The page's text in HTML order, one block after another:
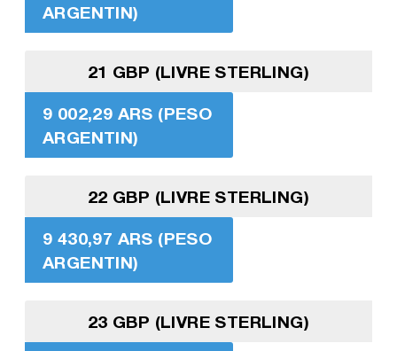
ARGENTIN)
21 GBP (LIVRE STERLING)
9 002,29 ARS (PESO
ARGENTIN)
22 GBP (LIVRE STERLING)
9 430,97 ARS (PESO
ARGENTIN)
23 GBP (LIVRE STERLING)